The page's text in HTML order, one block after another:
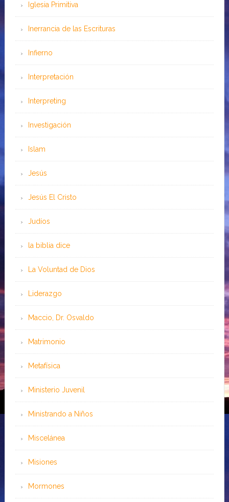
Iglesia Primitiva
Inerrancia de las Escrituras
Infierno
Interpretación
Interpreting
Investigación
Islam
Jesús
Jesús El Cristo
Judíos
la biblia dice
La Voluntad de Dios
Liderazgo
Maccio, Dr. Osvaldo
Matrimonio
Metafísica
Ministerio Juvenil
Ministrando a Niños
Miscelánea
Misiones
Mormones